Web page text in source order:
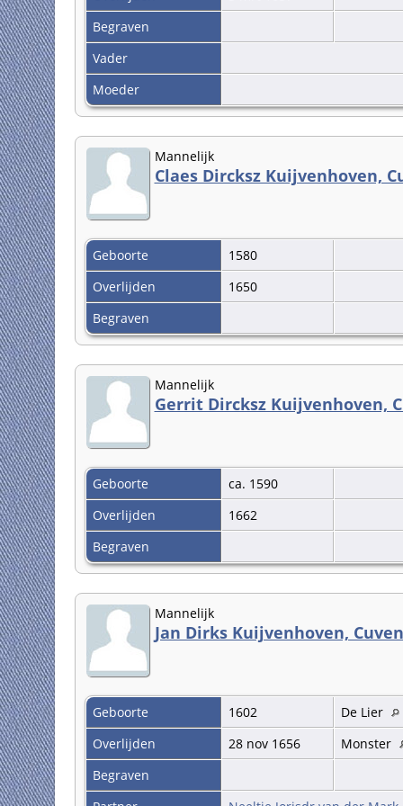
Begraven
Vader
Moeder
Mannelijk
Claes Dircksz Kuijvenhoven,
Geboorte
1580
Overlijden
1650
Begraven
Mannelijk
Gerrit Dircksz Kuijvenhoven,
Geboorte
ca. 1590
Overlijden
1662
Begraven
Mannelijk
Jan Dirks Kuijvenhoven,
Geboorte 1602
De Lier
Overlijden
28 nov 1656
Monster
Begraven